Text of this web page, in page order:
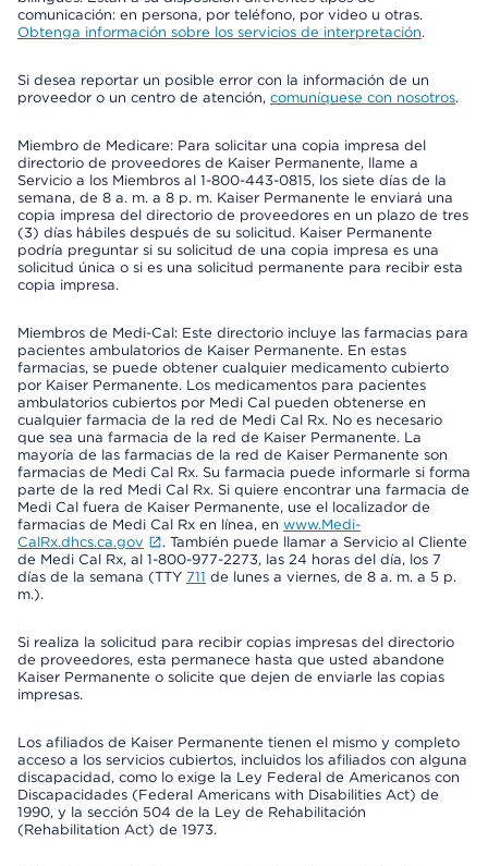
comunicación: en persona, por teléfono, por video u otras.
Obtenga información sobre los servicios de interpretación.
Si desea reportar un posible error con la información de un
proveedor o un centro de atención, comuníquese con nosotros.
Miembro de Medicare: Para solicitar una copia impresa del
directorio de proveedores de Kaiser Permanente, llame a
Servicio a los Miembros al 1-800-443-0815, los siete días de la
semana, de 8 a. m. a 8 p. m. Kaiser Permanente le enviará una
copia impresa del directorio de proveedores en un plazo de tres
(3) días hábiles después de su solicitud. Kaiser Permanente
podría preguntar si su solicitud de una copia impresa es una
solicitud única o si es una solicitud permanente para recibir esta
copia impresa.
Miembros de Medi-Cal: Este directorio incluye las farmacias para
pacientes ambulatorios de Kaiser Permanente. En estas
farmacias, se puede obtener cualquier medicamento cubierto
por Kaiser Permanente. Los medicamentos para pacientes
ambulatorios cubiertos por Medi Cal pueden obtenerse en
cualquier farmacia de la red de Medi Cal Rx. No es necesario
que sea una farmacia de la red de Kaiser Permanente. La
mayoría de las farmacias de la red de Kaiser Permanente son
farmacias de Medi Cal Rx. Su farmacia puede informarle si forma
parte de la red Medi Cal Rx. Si quiere encontrar una farmacia de
Medi Cal fuera de Kaiser Permanente, use el localizador de
farmacias de Medi Cal Rx en línea, en www.Medi-
CalRx.dhcs.ca.gov
. También puede llamar a Servicio al Cliente
de Medi Cal Rx, al 1-800-977-2273, las 24 horas del día, los 7
días de la semana (TTY 711 de lunes a viernes, de 8 a. m. a 5 p.
m.).
Si realiza la solicitud para recibir copias impresas del directorio
de proveedores, esta permanece hasta que usted abandone
Kaiser Permanente o solicite que dejen de enviarle las copias
impresas.
Los afiliados de Kaiser Permanente tienen el mismo y completo
acceso a los servicios cubiertos, incluidos los afiliados con alguna
discapacidad, como lo exige la Ley Federal de Americanos con
Discapacidades (Federal Americans with Disabilities Act) de
1990, y la sección 504 de la Ley de Rehabilitación
(Rehabilitation Act) de 1973.